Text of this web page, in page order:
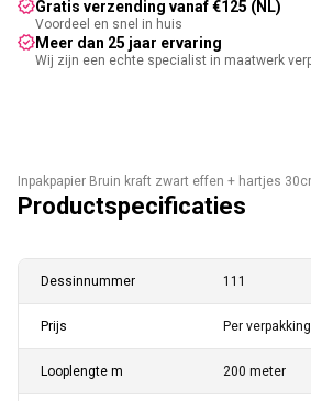
Gratis verzending vanaf €125 (NL)
Voordeel en snel in huis
Meer dan 25 jaar ervaring
Wij zijn een echte specialist in maatwerk
Inpakpapier Bruin kraft zwart effen + hartjes
Productspecificaties
Dessinnummer 111
Prijs Per
Looplengte m 200 meter